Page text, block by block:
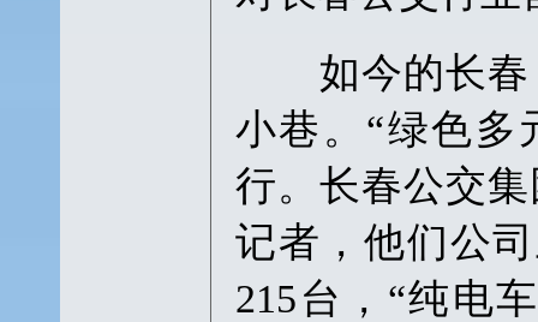
如今的长春，
小巷。“绿色多
行。长春公交
记者，他们公
215台，“纯电